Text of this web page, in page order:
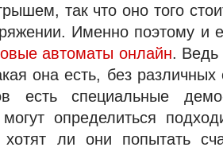
так что оно того
Именно поэтому и
автоматы онлайн. Ведь
она есть, без
есть специальные
определиться
ли они попытать